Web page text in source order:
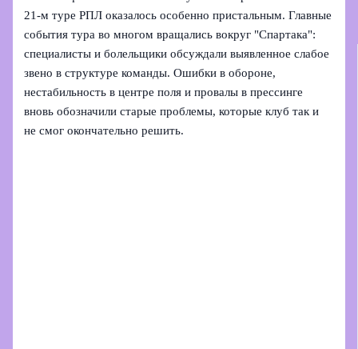
21-м туре РПЛ оказалось особенно пристальным. Главные
события тура во многом вращались вокруг "Спартака":
специалисты и болельщики обсуждали выявленное слабое
звено в структуре команды. Ошибки в обороне,
нестабильность в центре поля и провалы в прессинге
вновь обозначили старые проблемы, которые клуб так и
не смог окончательно решить.